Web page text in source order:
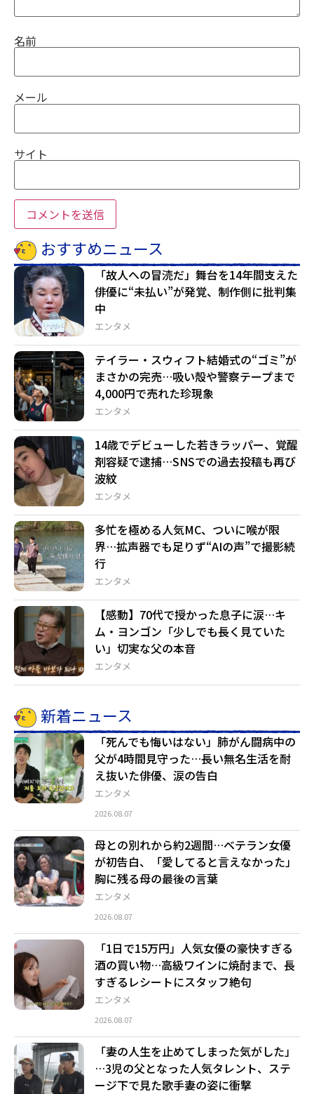
名前
メール
サイト
おすすめニュース
エンタメ
「故人への冒涜だ」舞台を14年間支えた
俳優に“未払い”が発覚、制作側に批判集
中
エンタメ
テイラー・スウィフト結婚式の“ゴミ”が
まさかの完売…吸い殻や警察テープまで
4,000円で売れた珍現象
エンタメ
14歳でデビューした若きラッパー、覚醒
剤容疑で逮捕…SNSでの過去投稿も再び
波紋
エンタメ
多忙を極める人気MC、ついに喉が限
界…拡声器でも足りず“AIの声”で撮影続
行
エンタメ
【感動】70代で授かった息子に涙…キ
ム・ヨンゴン「少しでも長く見ていた
い」切実な父の本音
新着ニュース
エンタメ
「死んでも悔いはない」肺がん闘病中の
父が4時間見守った…長い無名生活を耐
え抜いた俳優、涙の告白
2026.08.07
エンタメ
母との別れから約2週間…ベテラン女優
が初告白、「愛してると言えなかった」
胸に残る母の最後の言葉
2026.08.07
エンタメ
「1日で15万円」人気女優の豪快すぎる
酒の買い物…高級ワインに焼酎まで、長
すぎるレシートにスタッフ絶句
2026.08.07
「妻の人生を止めてしまった気がした」
…3児の父となった人気タレント、ステ
ージ下で見た歌手妻の姿に衝撃